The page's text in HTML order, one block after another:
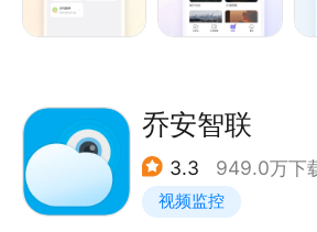
合成等对视频进行处理；
7. 支持使用记录仪过程中对产品问
馈；
当前主要支持配套联咏方案的记录
使用；
乔安智联
3.3 949.0万下
视频监控